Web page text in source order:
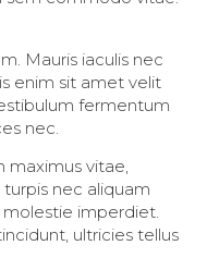
Mauris iaculis nec
enim sit amet velit
fermentum
nec.
maximus vitae,
nec aliquam
imperdiet.
ultricies tellus